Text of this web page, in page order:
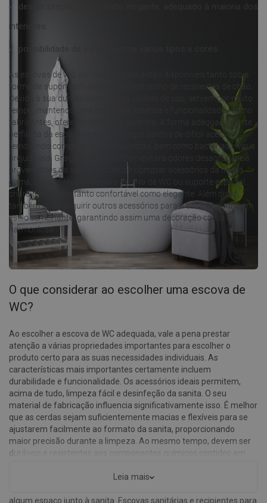
design simples, mas muito elegante, adequado à maioria dos
interiores.
possibilidade de escolha entre vários tipos e cores.
As escovas de WC da marca Mexen estão disponíveis tanto sob a
forma de suportes fixados na parede como de recipientes de chão.
Devido à sua durabilidade e altos valores de uso, servem por muito
tempo, mantendo uma aparência estética e funcionalidade - como
fabricantes, oferecemos nossa garantia. A forma adequadamente
perfilada da escova permite alcançar cantos de difícil acesso,
removendo completamente impurezas, bem como bactérias e vírus
prejudiciais. Graças a isso, também evitará odores desagradáveis
provenientes da sanita. Ao decidir comprar acessórios da nossa
gama, como o recipiente para escova de WC ou suporte especial,
criará um interior tanto confortável como elegante. Além disso,
também pode adquirir outros acessórios para a casa de banho em
estilo semelhante, garantindo assim uma decoração coesa e
harmoniosa.
O que considerar ao escolher uma escova de
WC?
Ao escolher a escova de WC adequada, vale a pena prestar
atenção a várias propriedades importantes para escolher o
produto certo para as suas necessidades individuais. As
características mais importantes certamente incluem
durabilidade e funcionalidade. Os acessórios ideais permitem,
acima de tudo, limpeza fácil e desinfeção da sanita. O seu
material de fabricação influencia significativamente isso. É melhor
que as cerdas sejam suficientemente macias e flexíveis para se
ajustarem facilmente ao formato da sanita, proporcionando
maior precisão durante a limpeza. Ao mesmo tempo, devem ser
duráveis e resistentes aos componentes químicos contidos em
são também as escovas suspensas - se o material de que são
algum espaço junto à sanita. Escovas sanitárias e recipientes para
Leia mais